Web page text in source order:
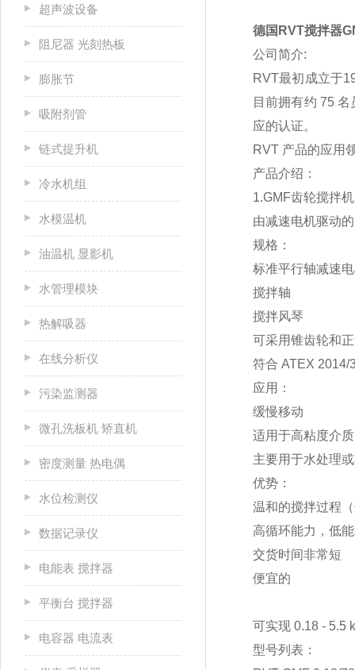
超声波设备
阻尼器 光刻热板
膨胀节
吸附剂管
链式提升机
冷水机组
水模温机
油温机 显影机
水管理模块
热解吸器
在线分析仪
污染监测器
微孔洗板机 矫直机
密度测量 热电偶
水位检测仪
数据记录仪
电能表 搅拌器
平衡台 搅拌器
电容器 电流表
德国RVT搅拌器
公司简介:
RVT最初成立于
目前拥有约 75
应的认证。
RVT 产品的应用
产品介绍：
1.GMF齿轮搅拌机
由减速电机驱动
规格：
标准平行轴减速
搅拌轴
搅拌风琴
可采用锥齿轮和
符合 ATEX 2014/
应用：
缓慢移动
适用于高粘度介质
主要用于水处理
优势：
温和的搅拌过程
高循环能力，低
交货时间非常短
便宜的
可实现 0.18 - 5.5
型号列表：